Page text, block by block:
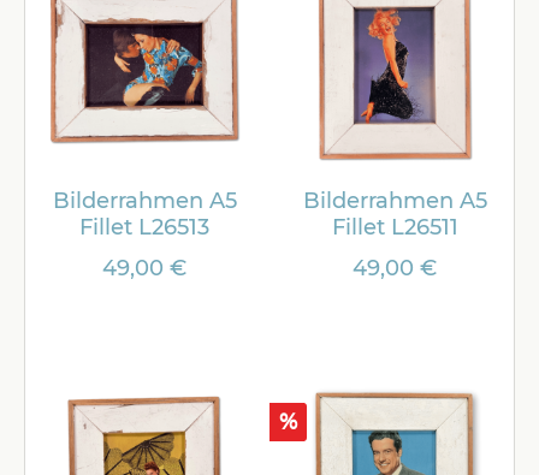
Bilderrahmen A5
Fillet L26513
49,00 €
Bilderrahmen A5
Fillet L26511
49,00 €
%